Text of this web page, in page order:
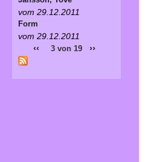
vom 29.12.2011
Form
vom 29.12.2011
‹‹ 3 von 19 ››